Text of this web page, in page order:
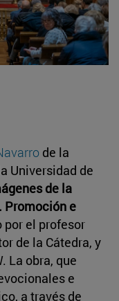
de la
Universidad de
de la
Promoción e
por el profesor
de la Cátedra, y
La obra, que
e
a través de